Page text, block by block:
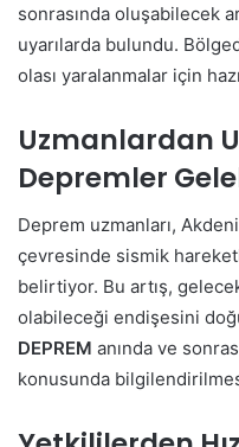
sonrasında oluşabilecek
uyarılarda bulundu.
olası yaralanmalar için
Uzmanlardan
Depremler
Deprem uzmanları,
çevresinde sismik
belirtiyor. Bu artış,
olabileceği endişesini
DEPREM anında ve
konusunda